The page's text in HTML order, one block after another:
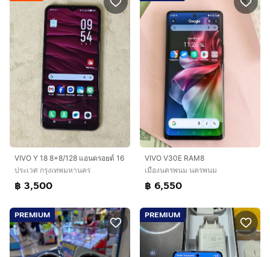
VIVO Y 18 8+8/128 แอนดรอยด์ 16
ประเวศ กรุงเทพมหานคร
฿ 3,500
VIVO V30E RAM8
เมืองนครพนม นครพนม
฿ 6,550
PREMIUM PREMIUM